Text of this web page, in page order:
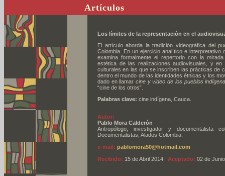
Artículos
Los límites de la representación en el
El artículo aborda la tradición videográfica del
Colombia. En un ejercicio analítico e
examina formalmente el repertorio con la
estética de las realizaciones audiovisuales, y
culturales en las que se inscriben las prácticas de
dentro el mundo de las identidades étnicas y los
dado en llamarcine y video de los pueblos
“cine de los otros”.
Palabras clave: cine indígena, Cauca
Autor:
Pablo Mora Calderón
Antropólogo, investigador y documentalista
Documentalistas, Alados Colombia.
e-mail: pablomora50@hotmail.com
Recibido: 15 de Abril 2014 Aceptado: 02 de